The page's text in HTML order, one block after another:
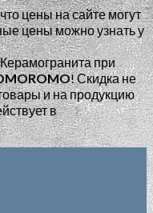
цены на сайте могут
цены можно узнать у
при
!Скидка не
и на продукцию
в